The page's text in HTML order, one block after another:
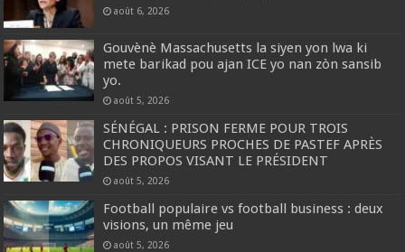
août 6, 2026
Gouvènè Massachusetts la siyen yon lwa ki
mete barikad pou ajan ICE yo nan zòn sansib
yo.
août 5, 2026
SÉNÉGAL : PRISON FERME POUR TROIS
CHRONIQUEURS PROCHES DE PASTEF APRÈS
DES PROPOS VISANT LE PRÉSIDENT
août 5, 2026
Football populaire vs football business : deux
visions, un même jeu
août 5, 2026